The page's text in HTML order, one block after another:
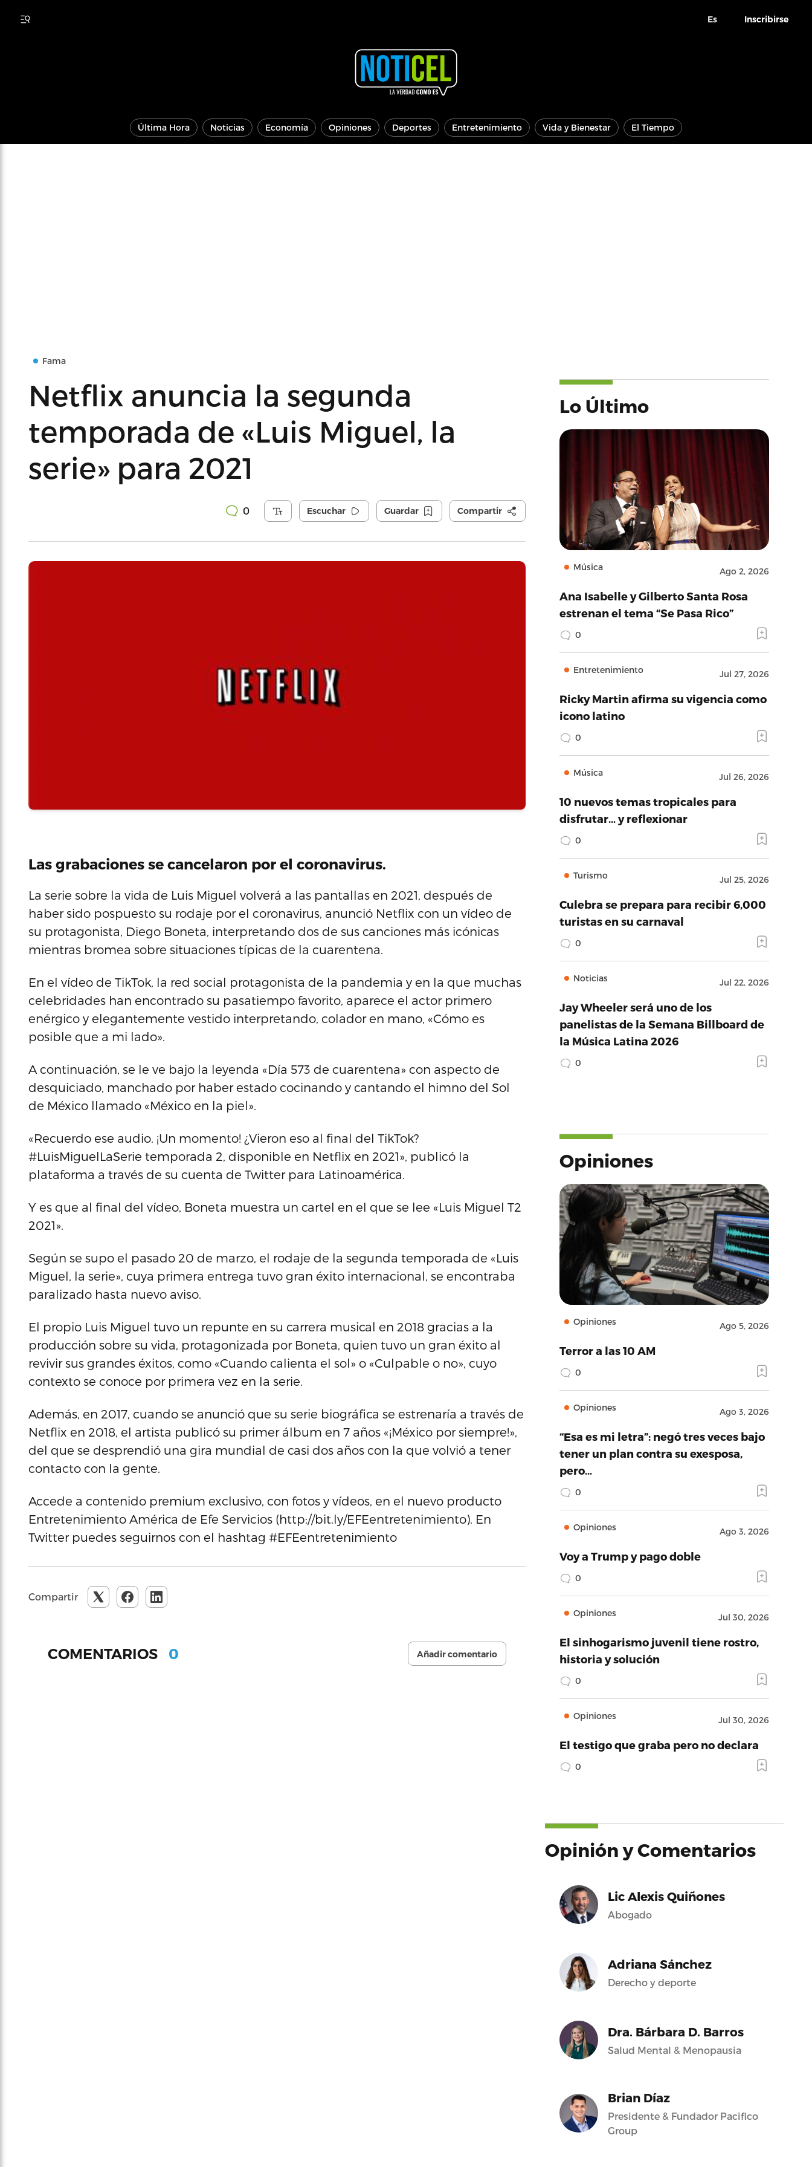
Es Inscribirse
Última Hora Noticias Economía Opiniones Deportes Entretenimiento Vida y Bienestar El Tiempo
Fama
Netflix anuncia la segunda
temporada de «Luis Miguel, la
serie» para 2021
0 Escuchar Guardar Compartir
Las grabaciones se cancelaron por el coronavirus.
La serie sobre la vida de Luis Miguel volverá a las pantallas en 2021, después de
haber sido pospuesto su rodaje por el coronavirus, anunció Netflix con un vídeo de
su protagonista, Diego Boneta, interpretando dos de sus canciones más icónicas
mientras bromea sobre situaciones típicas de la cuarentena.
En el vídeo de TikTok, la red social protagonista de la pandemia y en la que muchas
celebridades han encontrado su pasatiempo favorito, aparece el actor primero
enérgico y elegantemente vestido interpretando, colador en mano, «Cómo es
posible que a mi lado».
A continuación, se le ve bajo la leyenda «Día 573 de cuarentena» con aspecto de
desquiciado, manchado por haber estado cocinando y cantando el himno del Sol
de México llamado «México en la piel».
«Recuerdo ese audio. ¡Un momento! ¿Vieron eso al final del TikTok?
#LuisMiguelLaSerie temporada 2, disponible en Netflix en 2021», publicó la
plataforma a través de su cuenta de Twitter para Latinoamérica.
Y es que al final del vídeo, Boneta muestra un cartel en el que se lee «Luis Miguel T2
2021».
Según se supo el pasado 20 de marzo, el rodaje de la segunda temporada de «Luis
Miguel, la serie», cuya primera entrega tuvo gran éxito internacional, se encontraba
paralizado hasta nuevo aviso.
El propio Luis Miguel tuvo un repunte en su carrera musical en 2018 gracias a la
producción sobre su vida, protagonizada por Boneta, quien tuvo un gran éxito al
revivir sus grandes éxitos, como «Cuando calienta el sol» o «Culpable o no», cuyo
contexto se conoce por primera vez en la serie.
Además, en 2017, cuando se anunció que su serie biográfica se estrenaría a través de
Netflix en 2018, el artista publicó su primer álbum en 7 años «¡México por siempre!»,
del que se desprendió una gira mundial de casi dos años con la que volvió a tener
contacto con la gente.
Accede a contenido premium exclusivo, con fotos y vídeos, en el nuevo producto
Entretenimiento América de Efe Servicios (http://bit.ly/EFEentretenimiento). En
Twitter puedes seguirnos con el hashtag #EFEentretenimiento
Compartir
COMENTARIOS 0 Añadir comentario
Lo Último
Música Ago 2, 2026
Ana Isabelle y Gilberto Santa Rosa
estrenan el tema “Se Pasa Rico”
0
Entretenimiento Jul 27, 2026
Ricky Martin afirma su vigencia como
icono latino
0
Música Jul 26, 2026
10 nuevos temas tropicales para
disfrutar… y reflexionar
0
Turismo Jul 25, 2026
Culebra se prepara para recibir 6,000
turistas en su carnaval
0
Noticias Jul 22, 2026
Jay Wheeler será uno de los
panelistas de la Semana Billboard de
la Música Latina 2026
0
Opiniones
Opiniones Ago 5, 2026
Terror a las 10 AM
0
Opiniones Ago 3, 2026
“Esa es mi letra”: negó tres veces bajo
tener un plan contra su exesposa,
pero…
0
Opiniones Ago 3, 2026
Voy a Trump y pago doble
0
Opiniones Jul 30, 2026
El sinhogarismo juvenil tiene rostro,
historia y solución
0
Opiniones Jul 30, 2026
El testigo que graba pero no declara
0
Opinión y Comentarios
Lic Alexis Quiñones
Abogado
Adriana Sánchez
Derecho y deporte
Dra. Bárbara D. Barros
Salud Mental & Menopausia
Brian Díaz
Presidente & Fundador Pacifico
Group